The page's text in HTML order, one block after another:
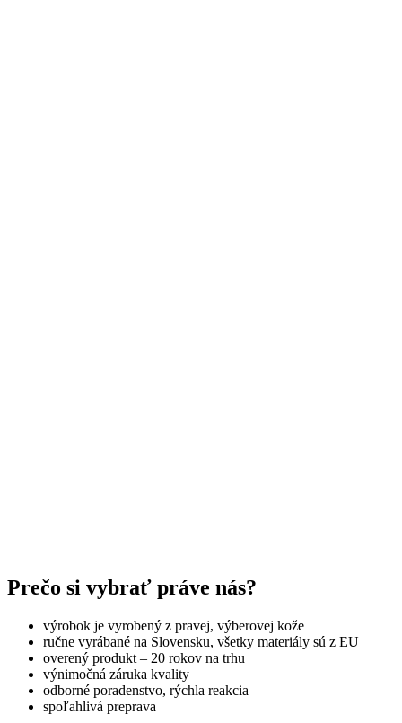
Prečo si vybrať práve nás?
výrobok je vyrobený z pravej, výberovej kože
ručne vyrábané na Slovensku, všetky materiály sú z EU
overený produkt – 20 rokov na trhu
výnimočná záruka kvality
odborné poradenstvo, rýchla reakcia
spoľahlivá preprava